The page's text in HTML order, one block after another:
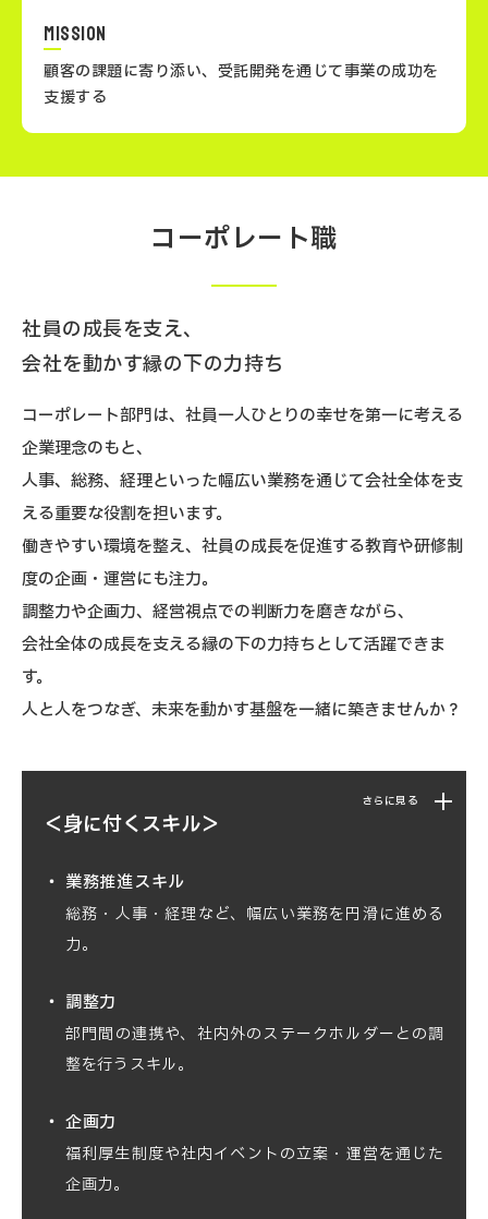
たソリューション提案
顧客との信頼関係構築を通じた長期的なビジ
新たなエネルギー関連ニーズを発掘し、ソリ
ューションの提供
す。
顧客の課題やニーズをヒアリングし、IoT技術
を活用した最適なシステム導入を提案
導入プロジェクト全体の進行管理を行い、ク
ライアントや技術チームとの連携を推進
セキュリティ対策やトレーサビリティ確保を
工場、医療、建設、農業など幅広い業界で、
新たなIoTビジネスチャンスを創出
MISSION
顧客の課題に寄り添い、受託開発を通じて事業の成功を
支援する
受託開発を通じて、顧客のビジネス課題を解決し、長期
顧客の課題やニーズをヒアリングし、最適な
との連携調整
リバースエンジニアリングや開発省力化技術
幅広い業界の顧客に対応し、新たなビジネス
チャンスを創出
コーポレート職
社員の成長を支え、
会社を動かす縁の下の力持ち
コーポレート部門は、社員一人ひとりの幸せを第一に考える
企業理念のもと、
人事、総務、経理といった幅広い業務を通じて会社全体を支
える重要な役割を担います。
働きやすい環境を整え、社員の成長を促進する教育や研修制
度の企画・運営にも注力。
調整力や企画力、経営視点での判断力を磨きながら、
会社全体の成長を支える縁の下の力持ちとして活躍できま
す。
人と人をつなぎ、未来を動かす基盤を一緒に築きませんか？
さらに見る
＜身に付くスキル＞
業務推進スキル
総務・人事・経理など、幅広い業務を円滑に進める
力。
調整力
部門間の連携や、社内外のステークホルダーとの調
整を行うスキル。
企画力
福利厚生制度や社内イベントの立案・運営を通じた
企画力。